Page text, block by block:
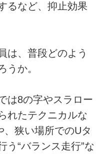
るなど、抑止効果
は、普段どのよう
うか。
は8の字やスラロー
れたテクニカルな
、狭い場所でのUタ
う“バランス走行”な